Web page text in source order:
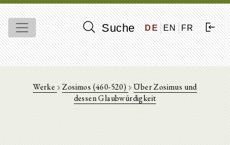
Suche DE EN FR
Werke Zosimos (460-520)
Über Zosimus und
dessen Glaubwürdigkeit